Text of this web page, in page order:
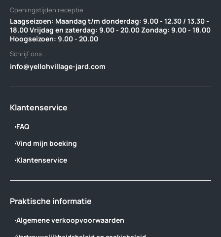
Openingstijden receptie
Laagseizoen: Maandag t/m donderdag: 9.00 - 12.30 / 13.30 -
18.00 Vrijdag en zaterdag: 9.00 - 20.00 Zondag: 9.00 - 18.00
Hoogseizoen: 9.00 - 20.00
Schrijf ons
info@yellohvillage-jard.com
Klantenservice
FAQ
Vind mijn boeking
Klantenservice
Praktische informatie
Algemene verkoopvoorwaarden